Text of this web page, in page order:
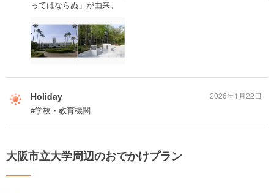
ってはならぬ」が由来。
Holiday
#学校・教育機関
2026年1月22日
大阪市立大学周辺のおでかけプラン